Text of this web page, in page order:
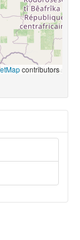
contributors